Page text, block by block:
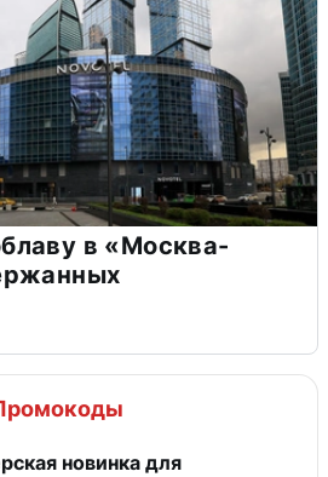
в «Москва-
новинка для